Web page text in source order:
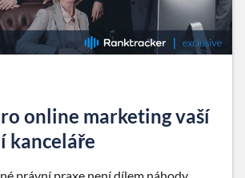
online marketing vaší
kanceláře